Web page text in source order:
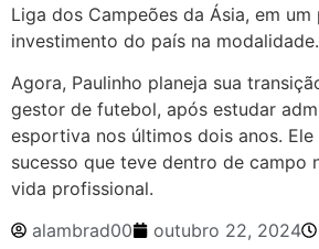
Liga dos Campeões da Ásia, em
investimento do país na modalidade.
Agora, Paulinho planeja sua
gestor de futebol, após estudar
esportiva nos últimos dois anos.
sucesso que teve dentro de campo
vida profissional.
alambrad00
outubro 22, 2024